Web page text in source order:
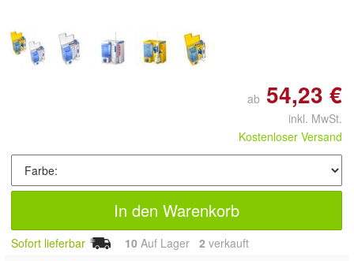
ab 54,23 €
inkl. MwSt.
Kostenloser Versand
In den Warenkorb
Sofort lieferbar 10 Auf Lager 2 verkauft